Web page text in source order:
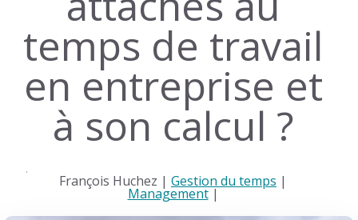
temps de travail
en entreprise et
à son calcul ?
François Huchez | Gestion du temps |
Management|